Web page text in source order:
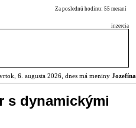
Za poslednú hodinu: 55 meraní
inzercia
6. augusta 2026, dnes má meniny Jozefína
s dynamickými